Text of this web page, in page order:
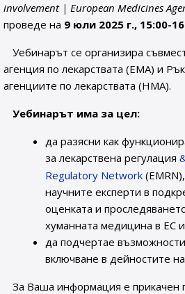
involvement | European Medicines
проведе на 9 юли 2025 г., 15:00-
Уебинарът се организира
агенция по лекарствата (EMA) и
агенциите по лекарствата (HMA).
Уебинарът има за цел:
да разясни как
за лекарствена регулация
Regulatory Network
научните експерти в
оценката и
хуманната медицина в ЕС и
да подчертае
включване в дейностите
За Ваша информация е прикачен